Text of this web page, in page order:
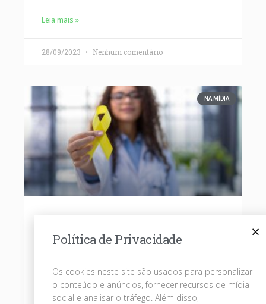
Leia mais »
28/09/2023 Nenhum comentário
NA MÍDIA
Esperança na Prevenção do
Junte-se à campanha do Setembro
Amarelo e ajude a iluminar a esperança na
Política de Privacidade
Os cookies neste site são usados para personalizar
o conteúdo e anúncios, fornecer recursos de mídia
social e analisar o tráfego. Além disso,